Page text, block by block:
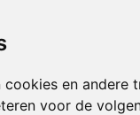
en andere
voor de
09.00 - 16.30